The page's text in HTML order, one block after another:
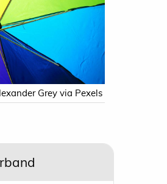
Grey via Pexels